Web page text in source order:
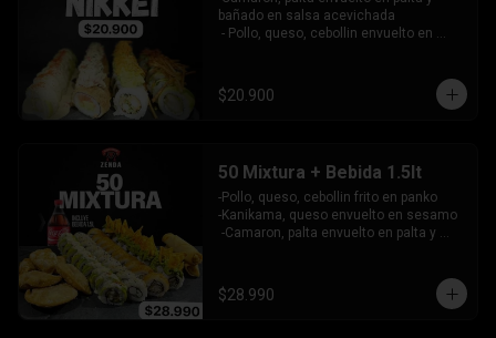
bañado en salsa acevichada
- Pollo, queso, cebollin envuelto en
guacamole y wantanes fritos
- Salmon, palta envuelto en nori frito en
$20.900
50 Mixtura + Bebida 1.5lt
-Pollo, queso, cebollin frito en panko
-Kanikama, queso envuelto en sesamo
-Camaron, palta envuelto en palta y
guacamole y nachos crocantes
- 5 arrollado primavera -  5 Gyosas
$28.990